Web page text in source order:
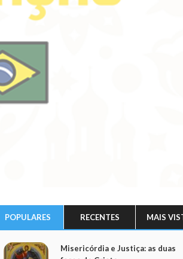
POPULARES RECENTES MAIS
Misericórdia e Justiça: as duas